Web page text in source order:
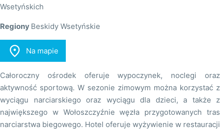
Wsetyńskich
Regiony Beskidy Wsetyńskie
 Na mapie
Całoroczny ośrodek oferuje wypoczynek, noclegi oraz
aktywność sportową. W sezonie zimowym można korzystać z
wyciągu narciarskiego oraz wyciągu dla dzieci, a także z
największego w Wołoszczyźnie węzła przygotowanych tras
narciarstwa biegowego. Hotel oferuje wyżywienie w restauracji